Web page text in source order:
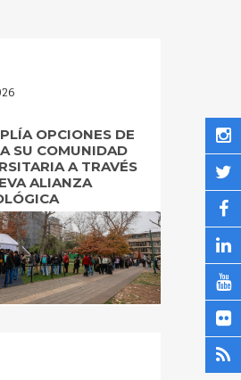
OPCIONES DE
SU COMUNIDAD
A TRAVÉS
ALIANZA